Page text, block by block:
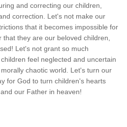
and correcting our children,
correction. Let's not make our
that it becomes impossible for
they are our beloved children,
Let's not grant so much
feel neglected and uncertain
chaotic world. Let's turn our
for God to turn children's hearts
our Father in heaven!